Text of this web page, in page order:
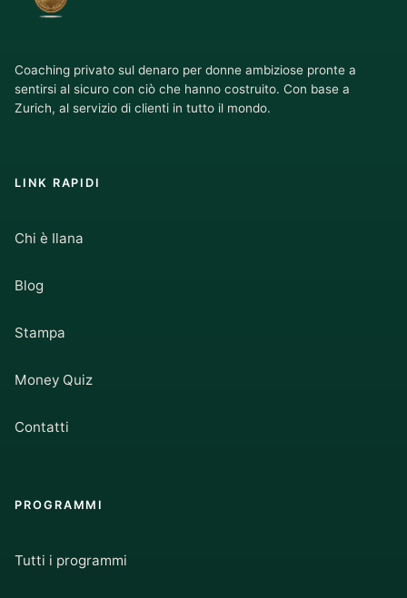
Coaching privato sul denaro per donne ambiziose pronte a
sentirsi al sicuro con ciò che hanno costruito. Con base a
Zurich, al servizio di clienti in tutto il mondo.
LINK RAPIDI
Chi è Ilana
Blog
Stampa
Money Quiz
Contatti
PROGRAMMI
Tutti i programmi